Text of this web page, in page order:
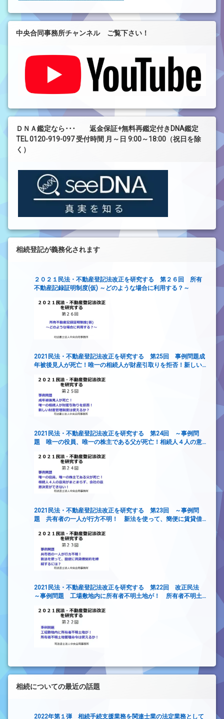
中央合同事務所チャンネル ご覧下さい！
ＤＮＡ鑑定なら･･･ 返金保証+無料再鑑定付きDNA鑑定
TEL 0120-919-097 受付時間 月～日 9:00～18:00（祝日を除
く）
相続登記が義務化されます
２０２１民法・不動産登記法改正を研究する 第２６回 所有
不動産記録証明制度(仮) ～どのような場合に利用する？～
2021民法・不動産登記法改正を研究する 第25回 事例問題成
年被後見人が死亡！唯一の相続人が財産引取りを拒否！新しい
2021民法・不動産登記法改正を研究する 第24回 ～事例問
題 唯一の役員、唯一の株主である父が死亡！相続人４人の意
2021民法・不動産登記法改正を研究する 第23回 ～事例問
題 共有者の一人が行方不明！ 新法を使って、簡便に賃貸借
2021民法・不動産登記法改正を研究する 第22回 改正民法
～事例問題 工場敷地内に所有者不明土地が！ 所有者不明土
相続についての最近の話題
2022年第１弾 相続手続支援業務を関連士業の法定業務として